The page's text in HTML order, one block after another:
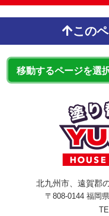
この
北九州市、遠賀郡
〒808-0144 福岡